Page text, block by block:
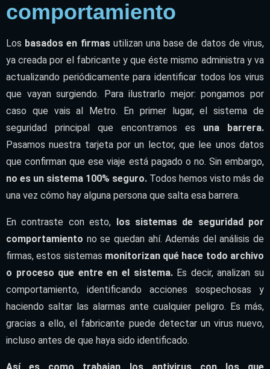
comportamiento
Los basados en firmas utilizan una base de datos de virus,
ya creada por el fabricante y que éste mismo administra y va
actualizando periódicamente para identificar todos los virus
que vayan surgiendo. Para ilustrarlo mejor: pongamos por
caso que vais al Metro. En primer lugar, el sistema de
seguridad principal que encontramos es una barrera.
Pasamos nuestra tarjeta por un lector, que lee unos datos
que confirman que ese viaje está pagado o no. Sin embargo,
no es un sistema 100% seguro. Todos hemos visto más de
una vez cómo hay alguna persona que salta esa barrera.
En contraste con esto, los sistemas de seguridad por
comportamiento no se quedan ahí. Además del análisis de
firmas, estos sistemas monitorizan qué hace todo archivo
o proceso que entre en el sistema. Es decir, analizan su
comportamiento, identificando acciones sospechosas y
haciendo saltar las alarmas ante cualquier peligro. Es más,
gracias a ello, el fabricante puede detectar un virus nuevo,
incluso antes de que haya sido identificado.